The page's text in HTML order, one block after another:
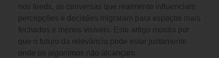
nos feeds, as conversas que realmente influenciam
percepções e decisões migraram para espaços mais
fechados e menos visíveis. Este artigo mostra por
que o futuro da relevância pode estar justamente
onde os algoritmos não alcançam.